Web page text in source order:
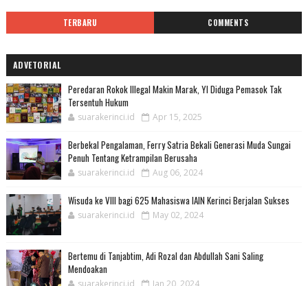
TERBARU COMMENTS
ADVETORIAL
Peredaran Rokok Illegal Makin Marak, YI Diduga Pemasok Tak
Tersentuh Hukum
suarakerinci.id Apr 15, 2025
Berbekal Pengalaman, Ferry Satria Bekali Generasi Muda Sungai
Penuh Tentang Ketrampilan Berusaha
suarakerinci.id Aug 06, 2024
Wisuda ke VIII bagi 625 Mahasiswa IAIN Kerinci Berjalan Sukses
suarakerinci.id May 02, 2024
Bertemu di Tanjabtim, Adi Rozal dan Abdullah Sani Saling
Mendoakan